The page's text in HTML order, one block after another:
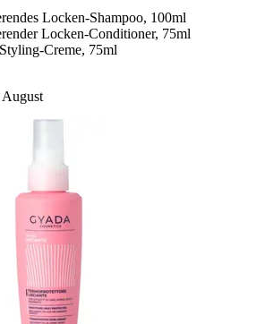
Locken-Shampoo, 100ml
Locken-Conditioner, 75ml
Creme, 75ml